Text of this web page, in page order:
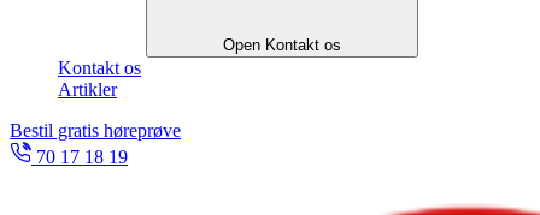
Open Kontakt os
Kontakt os
Artikler
Bestil gratis høreprøve
70 17 18 19